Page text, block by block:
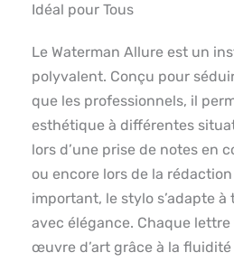
Idéal pour Tous
Le Waterman Allure est un
polyvalent. Conçu pour
que les professionnels, il
esthétique à différentes
lors d’une prise de notes en
ou encore lors de la
important, le stylo s’adapte
avec élégance. Chaque
œuvre d’art grâce à la